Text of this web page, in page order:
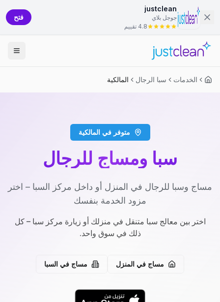
justclean
جوجل بلاي
4.8 تقييم
فتح
الخدمات سبا الرجال المالكية
متوفر في المالكية
سبا ومساج للرجال
مساج وسبا للرجال في المنزل أو داخل مركز السبا – اختر
مزود الخدمة بنفسك
اختر بين معالج سبا متنقل في منزلك أو زيارة مركز سبا – كل
ذلك في سوق واحد.
مساج في المنزل مساج في السبا